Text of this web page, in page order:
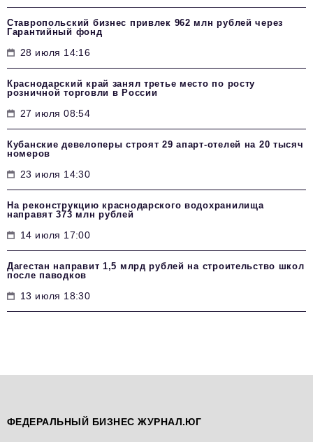
Ставропольский бизнес привлек 962 млн рублей через
Гарантийный фонд
28 июля 14:16
Краснодарский край занял третье место по росту
розничной торговли в России
27 июля 08:54
Кубанские девелоперы строят 29 апарт-отелей на 20 тысяч
номеров
23 июля 14:30
На реконструкцию краснодарского водохранилища
направят 373 млн рублей
14 июля 17:00
Дагестан направит 1,5 млрд рублей на строительство школ
после паводков
13 июля 18:30
ФЕДЕРАЛЬНЫЙ БИЗНЕС ЖУРНАЛ.ЮГ